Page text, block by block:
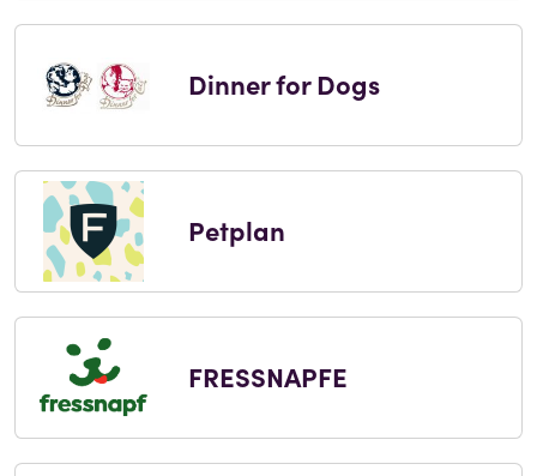
Dinner for Dogs
Petplan
FRESSNAPFE